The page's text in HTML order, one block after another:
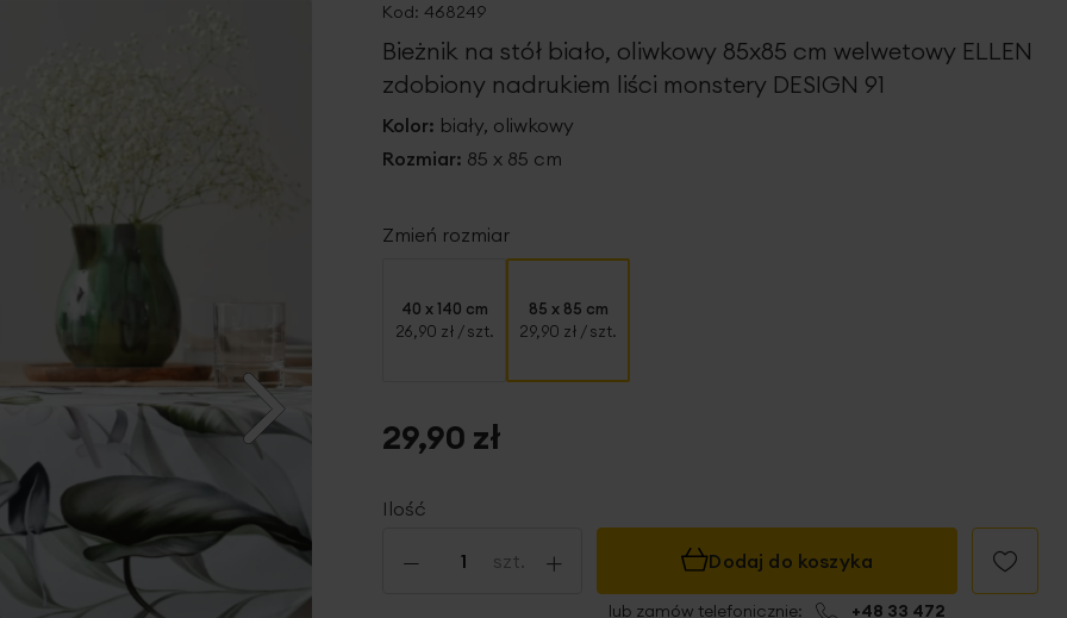
Kod: 468249
Bieżnik na stół biało, oliwkowy 85x85 cm welwetowy ELLEN
zdobiony nadrukiem liści monstery DESIGN 91
Kolor: biały, oliwkowy
Rozmiar: 85 x 85 cm
Zmień rozmiar
40 x 140 cm
26,90 zł / szt.
85 x 85 cm
29,90 zł / szt.
Ilość
- szt. +
29,90 zł
Dodaj do koszyka
lub zamów telefonicznie:
+48 33 472